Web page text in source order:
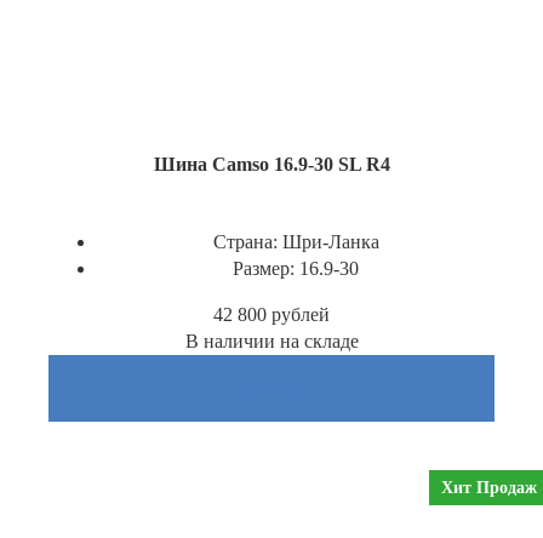
Шина Camso 16.9-30 SL R4
Страна: Шри-Ланка
Размер: 16.9-30
42 800 рублей
В наличии на складе
Хит Продаж